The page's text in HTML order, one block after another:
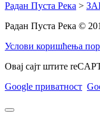
Радан Пуста Река >
Радан Пуста Река ©
Услови коришћења
Овај сајт штите
Google приватност